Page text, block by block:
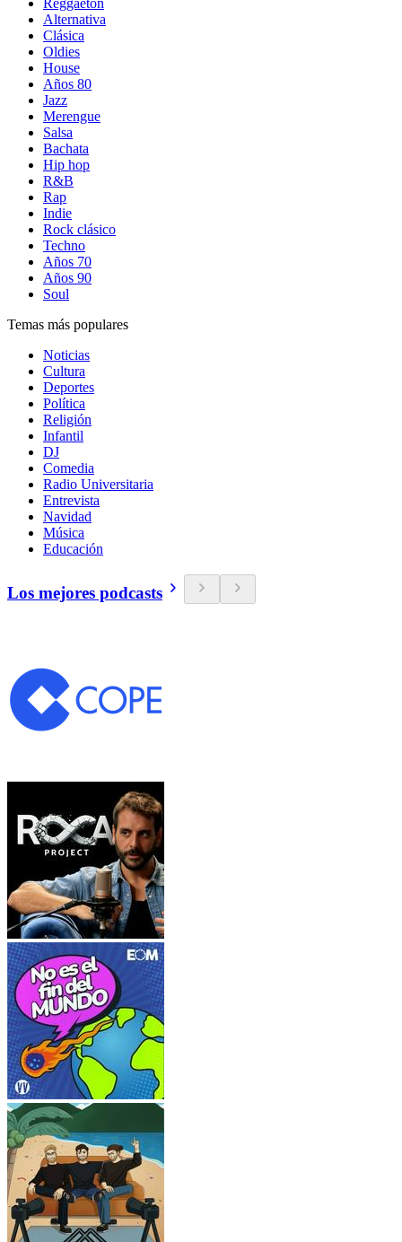
Reggaetón
Alternativa
Clásica
Oldies
House
Años 80
Jazz
Merengue
Salsa
Bachata
Hip hop
R&B
Rap
Indie
Rock clásico
Techno
Años 70
Años 90
Soul
Temas más populares
Noticias
Cultura
Deportes
Política
Religión
Infantil
DJ
Comedia
Radio Universitaria
Entrevista
Navidad
Música
Educación
Los mejores podcasts